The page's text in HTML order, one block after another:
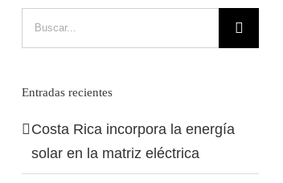
Entradas recientes
Costa Rica incorpora la energía
solar en la matriz eléctrica